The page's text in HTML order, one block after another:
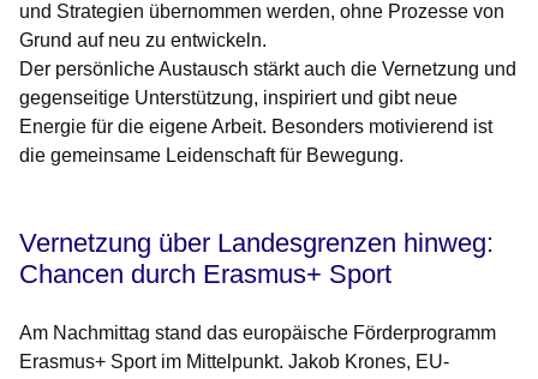
und Strategien übernommen werden, ohne Prozesse von
Grund auf neu zu entwickeln.
Der persönliche Austausch stärkt auch die Vernetzung und
gegenseitige Unterstützung, inspiriert und gibt neue
Energie für die eigene Arbeit. Besonders motivierend ist
die gemeinsame Leidenschaft für Bewegung.
Vernetzung über Landesgrenzen hinweg:
Chancen durch Erasmus+ Sport
Am Nachmittag stand das europäische Förderprogramm
Erasmus+ Sport im Mittelpunkt. Jakob Krones, EU-